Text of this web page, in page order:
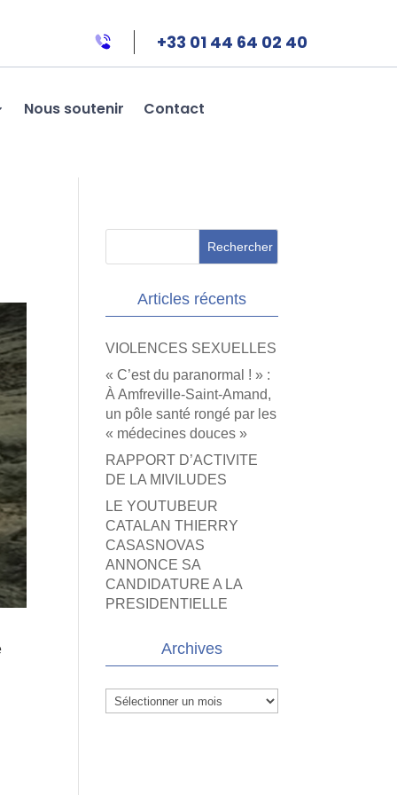
+33 01 44 64 02 40
Nous soutenir Contact
Articles récents
VIOLENCES SEXUELLES
« C’est du paranormal ! » :
À Amfreville-Saint-Amand,
un pôle santé rongé par les
« médecines douces »
RAPPORT D’ACTIVITE
DE LA MIVILUDES
LE YOUTUBEUR
CATALAN THIERRY
CASASNOVAS
ANNONCE SA
CANDIDATURE A LA
PRESIDENTIELLE
Archives
Archives